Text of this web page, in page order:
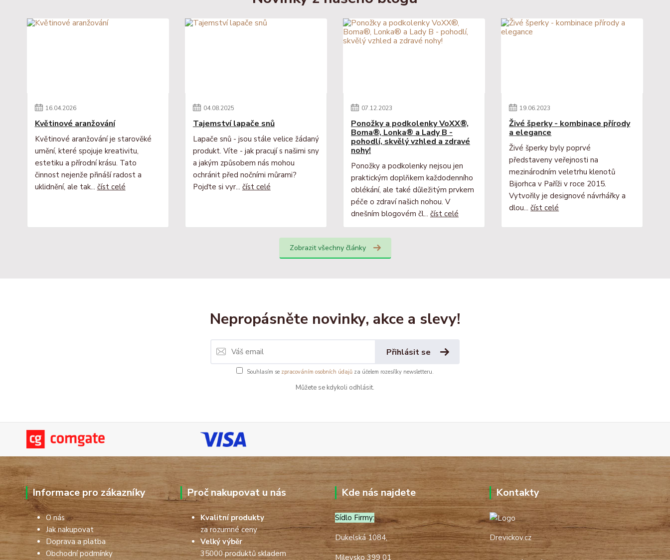
16.04.2026
Květinové aranžování
Květinové aranžování je starověké
umění, které spojuje kreativitu,
estetiku a přírodní krásu. Tato
činnost nejenže přináší radost a
uklidnění, ale tak... číst celé
04.08.2025
Tajemství lapače snů
Lapače snů - jsou stále velice žádaný
produkt. Víte - jak pracují s našimi sny
a jakým způsobem nás mohou
ochránit před nočními můrami?
Pojďte si vyr... číst celé
07.12.2023
Ponožky a podkolenky VoXX®,
Boma®, Lonka® a Lady B -
pohodlí, skvělý vzhled a zdravé
nohy!
Ponožky a podkolenky nejsou jen
praktickým doplňkem každodenního
oblékání, ale také důležitým prvkem
péče o zdraví našich nohou. V
dnešním blogovém čl... číst celé
19.06.2023
Živé šperky - kombinace přírody
a elegance
Živé šperky byly poprvé
představeny veřejnosti na
mezinárodním veletrhu klenotů
Bijorhca v Paříži v roce 2015.
Vytvořily je designové návrhářky a
dlou...číst celé
Zobrazit všechny články
Nepropásněte novinky, akce a slevy!
Přihlásit se
Souhlasím se zpracováním osobních údajů za účelem rozesílky newsletteru.
Můžete se kdykoli odhlásit.
Informace pro zákazníky
O nás
Jak nakupovat
Doprava a platba
Obchodní podmínky
Proč nakupovat u nás
Kvalitní produkty
za rozumné ceny
Velký výběr
35000 produktů skladem
Kde nás najdete
Sídlo Firmy:
Dukelská 1084,
Milevsko 399 01
Kontakty
Drevickov.cz